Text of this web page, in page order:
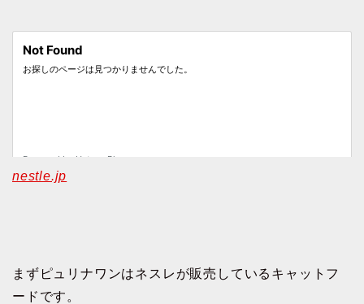
nestle.jp
まずピュリナワンはネスレが販売しているキャットフ
ードです。